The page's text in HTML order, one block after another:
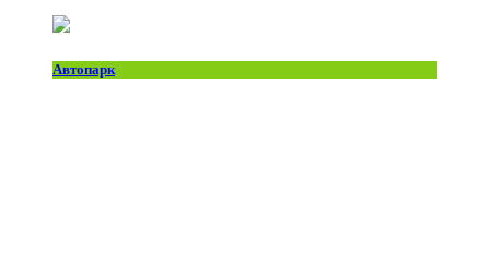
Автопарк